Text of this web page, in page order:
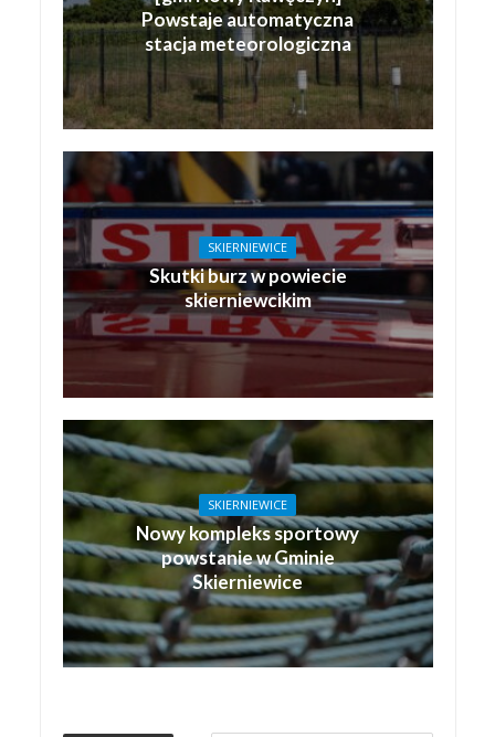
Powstaje automatyczna
stacja meteorologiczna
SKIERNIEWICE
Skutki burz w powiecie
skierniewcikim
SKIERNIEWICE
Nowy kompleks sportowy
powstanie w Gminie
Skierniewice